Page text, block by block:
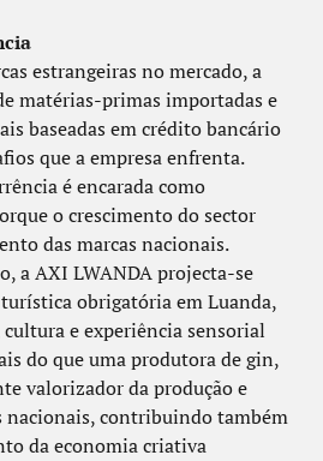
estrangeiras no mercado, a
matérias-primas importadas e
baseadas em crédito bancário
que a empresa enfrenta.
é encarada como
o crescimento do sector
das marcas nacionais.
a AXI LWANDA projecta-se
obrigatória em Luanda,
e experiência sensorial
do que uma produtora de gin,
valorizador da produção e
nacionais, contribuindo também
da economia criativa